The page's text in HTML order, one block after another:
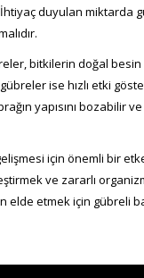
duyulan miktarda
bitkilerin doğal
ise hızlı etki
yapısını bozabilir
için önemli bir
ve zararlı
etmek için gübreli